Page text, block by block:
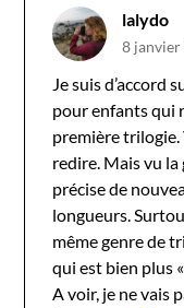
lalydo
8 janvier
Je suis d’accord
pour enfants qui
première trilogie.
redire. Mais vu la
précise de
longueurs.
même genre de
qui est bien plus
A voir, je ne vais